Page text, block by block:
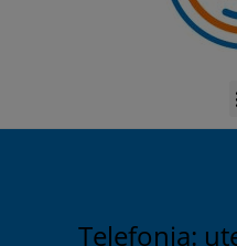
Telefonia: